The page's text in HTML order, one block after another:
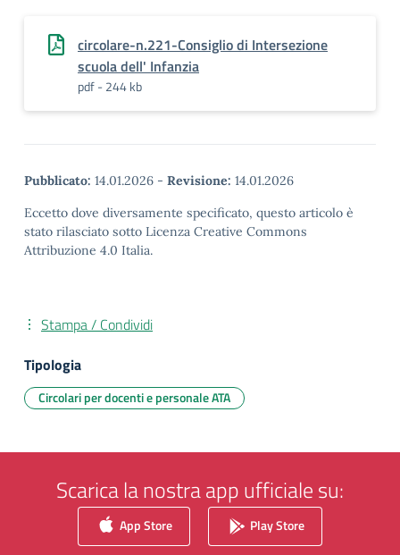
circolare-n.221-Consiglio di Intersezione
scuola dell' Infanzia
pdf - 244 kb
Pubblicato: 14.01.2026 - Revisione: 14.01.2026
Eccetto dove diversamente specificato, questo articolo è
stato rilasciato sotto Licenza Creative Commons
Attribuzione 4.0 Italia.
Stampa / Condividi
Tipologia
Circolari per docenti e personale ATA
Scarica la nostra app ufficiale su:
App Store Play Store